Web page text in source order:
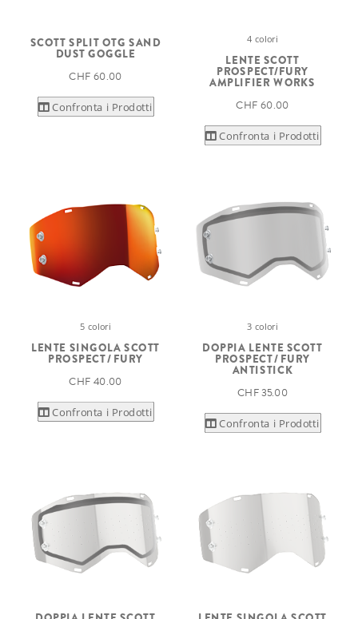
SCOTT SPLIT OTG SAND
DUST GOGGLE
CHF 60.00
Confronta i Prodotti
4 colori
LENTE SCOTT
PROSPECT/FURY
AMPLIFIER WORKS
CHF 60.00
Confronta i Prodotti
5 colori
LENTE SINGOLA SCOTT
PROSPECT / FURY
CHF 40.00
Confronta i Prodotti
3 colori
DOPPIA LENTE SCOTT
PROSPECT / FURY
ANTISTICK
CHF 35.00
Confronta i Prodotti